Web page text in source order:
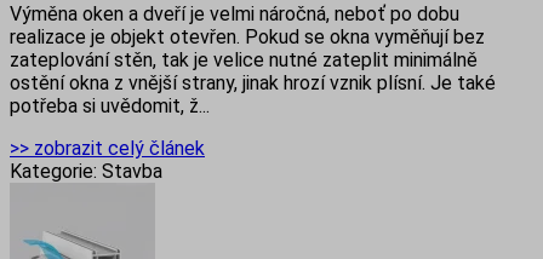
Výměna oken a dveří je velmi náročná, neboť po dobu
realizace je objekt otevřen. Pokud se okna vyměňují bez
zateplování stěn, tak je velice nutné zateplit minimálně
ostění okna z vnější strany, jinak hrozí vznik plísní. Je také
potřeba si uvědomit, ž...
>> zobrazit celý článek
Kategorie: Stavba